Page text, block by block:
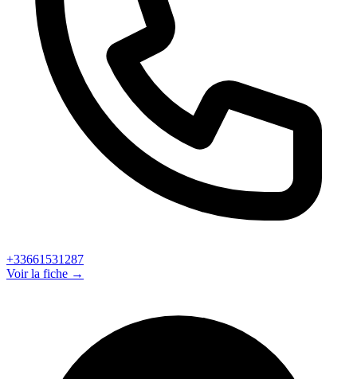
+33661531287
Voir la fiche →